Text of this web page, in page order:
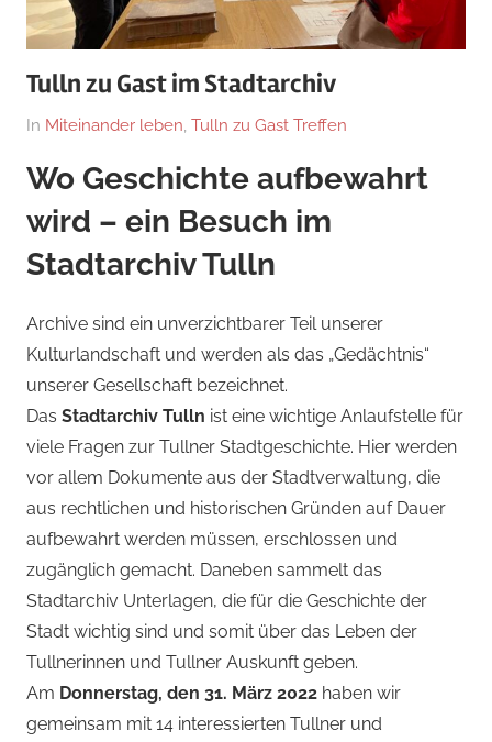
Tulln zu Gast im Stadtarchiv
On
By
Nast
In Miteinander leben Tulln zu Gast Treffen
Wo Geschichte aufbewahrt
wird – ein Besuch im
Stadtarchiv Tulln
Archive sind ein unverzichtbarer Teil unserer
Kulturlandschaft und werden als das „Gedächtnis“
unserer Gesellschaft bezeichnet.
Das Stadtarchiv Tulln ist eine wichtige Anlaufstelle für
viele Fragen zur Tullner Stadtgeschichte. Hier werden
vor allem Dokumente aus der Stadtverwaltung, die
aus rechtlichen und historischen Gründen auf Dauer
aufbewahrt werden müssen, erschlossen und
zugänglich gemacht. Daneben sammelt das
Stadtarchiv Unterlagen, die für die Geschichte der
Stadt wichtig sind und somit über das Leben der
Tullnerinnen und Tullner Auskunft geben.
Am Donnerstag, den 31. März 2022 haben wir
gemeinsam mit 14 interessierten Tullner und